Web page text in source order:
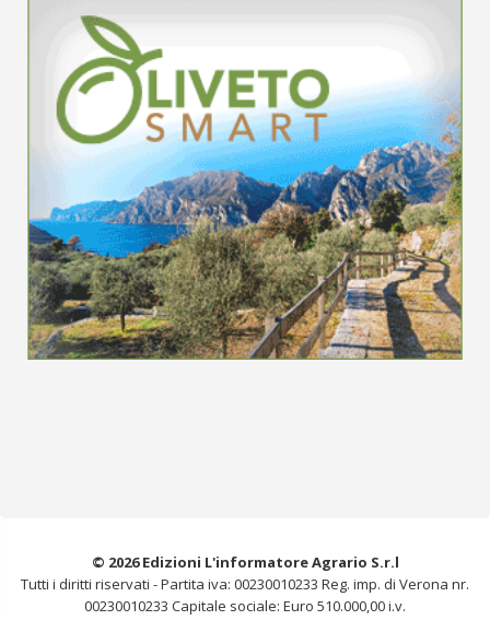
© 2026 Edizioni L'informatore Agrario S.r.l
Tutti i diritti riservati -Partita iva: 00230010233 Reg. imp. di Verona nr.
00230010233 Capitale sociale: Euro 510.000,00 i.v.